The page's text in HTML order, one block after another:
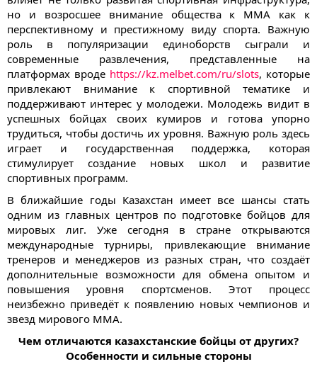
но и возросшее внимание общества к ММА как к
перспективному и престижному виду спорта. Важную
роль в популяризации единоборств сыграли и
современные развлечения, представленные на
платформах вроде https://kz.melbet.com/ru/slots, которые
привлекают внимание к спортивной тематике и
поддерживают интерес у молодежи. Молодежь видит в
успешных бойцах своих кумиров и готова упорно
трудиться, чтобы достичь их уровня. Важную роль здесь
играет и государственная поддержка, которая
стимулирует создание новых школ и развитие
спортивных программ.
В ближайшие годы Казахстан имеет все шансы стать
одним из главных центров по подготовке бойцов для
мировых лиг. Уже сегодня в стране открываются
международные турниры, привлекающие внимание
тренеров и менеджеров из разных стран, что создаёт
дополнительные возможности для обмена опытом и
повышения уровня спортсменов. Этот процесс
неизбежно приведёт к появлению новых чемпионов и
звезд мирового ММА.
Чем отличаются казахстанские бойцы от других?
Особенности и сильные стороны